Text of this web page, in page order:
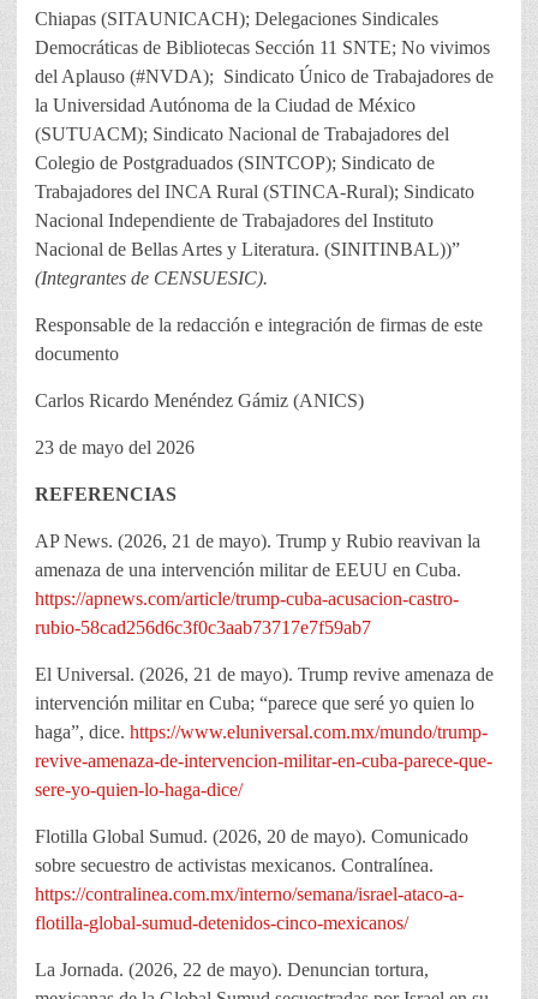
Chiapas (SITAUNICACH); Delegaciones Sindicales
Democráticas de Bibliotecas Sección 11 SNTE; No vivimos
del Aplauso (#NVDA); Sindicato Único de Trabajadores de
la Universidad Autónoma de la Ciudad de México
(SUTUACM); Sindicato Nacional de Trabajadores del
Colegio de Postgraduados (SINTCOP); Sindicato de
Trabajadores del INCA Rural (STINCA-Rural); Sindicato
Nacional Independiente de Trabajadores del Instituto
Nacional de Bellas Artes y Literatura. (SINITINBAL))”
(Integrantes de CENSUESIC).
Responsable de la redacción e integración de firmas de este
documento
Carlos Ricardo Menéndez Gámiz (ANICS)
23 de mayo del 2026
REFERENCIAS
AP News. (2026, 21 de mayo). Trump y Rubio reavivan la
amenaza de una intervención militar de EEUU en Cuba.
https://apnews.com/article/trump-cuba-acusacion-castro-
rubio-58cad256d6c3f0c3aab73717e7f59ab7
El Universal. (2026, 21 de mayo). Trump revive amenaza de
intervención militar en Cuba; “parece que seré yo quien lo
haga”, dice. https://www.eluniversal.com.mx/mundo/trump-
revive-amenaza-de-intervencion-militar-en-cuba-parece-que-
sere-yo-quien-lo-haga-dice/
Flotilla Global Sumud. (2026, 20 de mayo). Comunicado
sobre secuestro de activistas mexicanos. Contralínea.
https://contralinea.com.mx/interno/semana/israel-ataco-a-
flotilla-global-sumud-detenidos-cinco-mexicanos/
La Jornada. (2026, 22 de mayo). Denuncian tortura,